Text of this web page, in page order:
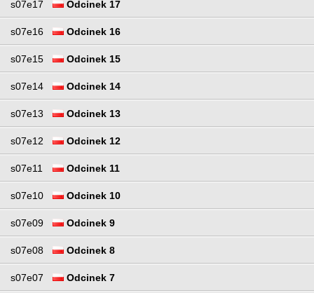
s07e17 Odcinek 17
s07e16 Odcinek 16
s07e15 Odcinek 15
s07e14 Odcinek 14
s07e13 Odcinek 13
s07e12 Odcinek 12
s07e11 Odcinek 11
s07e10 Odcinek 10
s07e09 Odcinek 9
s07e08 Odcinek 8
s07e07 Odcinek 7